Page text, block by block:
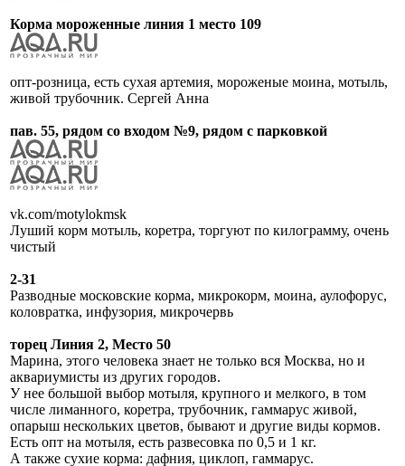
Корма мороженные линия 1 место 109
опт-розница, есть сухая артемия, мороженые моина, мотыль,
живой трубочник. Сергей Анна
пав. 55, рядом со входом №9, рядом с парковкой
vk.com/motylokmsk
Луший корм мотыль, коретра, торгуют по килограмму, очень
чистый
2-31
Разводные московские корма, микрокорм, моина, аулофорус,
коловратка, инфузория, микрочервь
торец Линия 2, Место 50
Марина, этого человека знает не только вся Москва, но и
аквариумисты из других городов.
У нее большой выбор мотыля, крупного и мелкого, в том
числе лиманного, коретра, трубочник, гаммарус живой,
опарыш нескольких цветов, бывают и другие виды кормов.
Есть опт на мотыля, есть развесовка по 0,5 и 1 кг.
А также сухие корма: дафния, циклоп, гаммарус.